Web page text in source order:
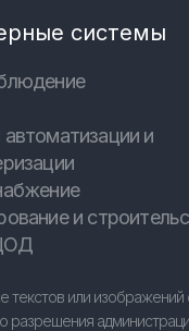
системы
и
и
текстов или изображений
разрешения